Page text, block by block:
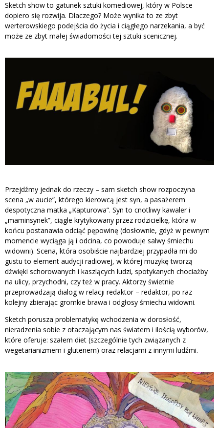
Sketch show to gatunek sztuki komediowej, który w Polsce
dopiero się rozwija. Dlaczego? Może wynika to ze zbyt
werterowskiego podejścia do życia i ciągłego narzekania, a być
może ze zbyt małej świadomości tej sztuki scenicznej.
Przejdźmy jednak do rzeczy – sam sketch show rozpoczyna
scena „w aucie”, którego kierowcą jest syn, a pasażerem
despotyczna matka „Kapturowa”. Syn to cnotliwy kawaler i
„maminsynek”, ciągle krytykowany przez rodzicielkę, która w
końcu postanawia odciąć pępowinę (dosłownie, gdyż w pewnym
momencie wyciąga ją i odcina, co powoduje salwy śmiechu
widowni). Scena, która osobiście najbardziej przypadła mi do
gustu to element audycji radiowej, w której muzykę tworzą
dźwięki schorowanych i kaszlących ludzi, spotykanych chociażby
na ulicy, przychodni, czy też w pracy. Aktorzy świetnie
przeprowadzają dialog w relacji redaktor – redaktor, po raz
kolejny zbierając gromkie brawa i odgłosy śmiechu widowni.
Sketch porusza problematykę wchodzenia w dorosłość,
nieradzenia sobie z otaczającym nas światem i ilością wyborów,
które oferuje: szałem diet (szczególnie tych związanych z
wegetarianizmem i glutenem) oraz relacjami z innymi ludźmi.